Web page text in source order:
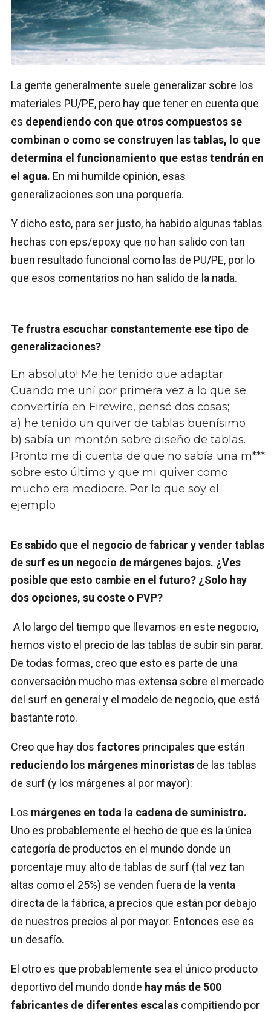
La gente generalmente suele generalizar sobre los
materiales PU/PE, pero hay que tener en cuenta que
es dependiendo con que otros compuestos se
combinan o como se construyen las tablas, lo que
determina el funcionamiento que estas tendrán en
el agua. En mi humilde opinión, esas
generalizaciones son una porquería.
Y dicho esto, para ser justo, ha habido algunas tablas
hechas con eps/epoxy que no han salido con tan
buen resultado funcional como las de PU/PE, por lo
que esos comentarios no han salido de la nada.
Te frustra escuchar constantemente ese tipo de
generalizaciones?
En absoluto! Me he tenido que adaptar.
Cuando me uní por primera vez a lo que se
convertiría en Firewire, pensé dos cosas;
a) he tenido un quiver de tablas buenísimo
b) sabía un montón sobre diseño de tablas.
Pronto me di cuenta de que no sabía una m***
sobre esto último y que mi quiver como
mucho era mediocre. Por lo que soy el
ejemplo
Es sabido que el negocio de fabricar y vender tablas
de surf es un negocio de márgenes bajos. ¿Ves
posible que esto cambie en el futuro? ¿Solo hay
dos opciones, su coste o PVP?
A lo largo del tiempo que llevamos en este negocio,
hemos visto el precio de las tablas de subir sin parar.
De todas formas, creo que esto es parte de una
conversación mucho mas extensa sobre el mercado
del surf en general y el modelo de negocio, que está
bastante roto.
Creo que hay dos factores principales que están
reduciendo los márgenes minoristas de las tablas
de surf (y los márgenes al por mayor):
Los márgenes en toda la cadena de suministro.
Uno es probablemente el hecho de que es la única
categoría de productos en el mundo donde un
porcentaje muy alto de tablas de surf (tal vez tan
altas como el 25%) se venden fuera de la venta
directa de la fábrica, a precios que están por debajo
de nuestros precios al por mayor. Entonces ese es
un desafío.
El otro es que probablemente sea el único producto
deportivo del mundo donde hay más de 500
fabricantes de diferentes escalas compitiendo por